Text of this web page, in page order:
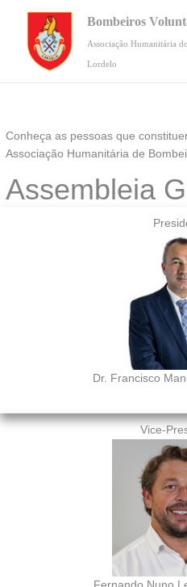
content
Bombeiros
Associação Humanitária
Lordelo
Conheça as pessoas que
Associação Humanitária de
Assembleia
Dr. Francisco
Vice-